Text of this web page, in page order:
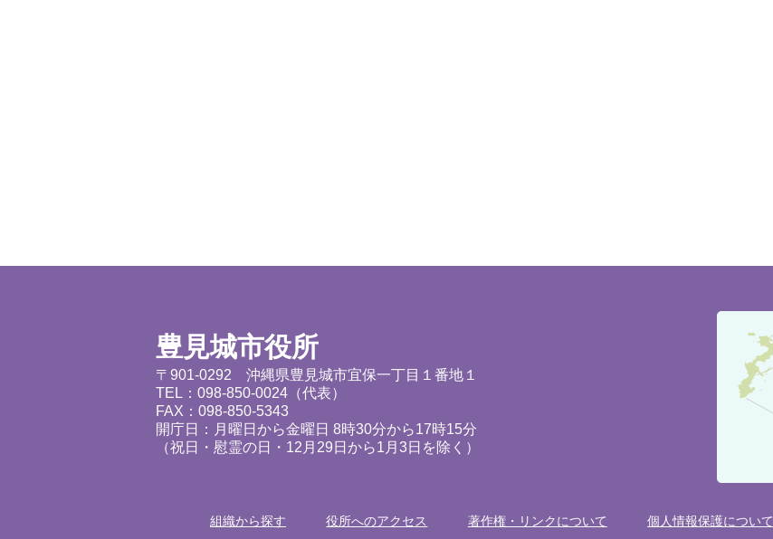
豊見城市役所
〒901-0292 沖縄県豊見城市宜保一丁目１番地１
TEL：098-850-0024（代表）
FAX：098-850-5343
開庁日：月曜日から金曜日 8時30分から17時15分
（祝日・慰霊の日・12月29日から1月3日を除く）
記
組織から探す 役所へのアクセス 著作権・リンクについて 個人情報保護について